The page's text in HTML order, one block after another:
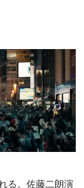
る。佐藤二朗演